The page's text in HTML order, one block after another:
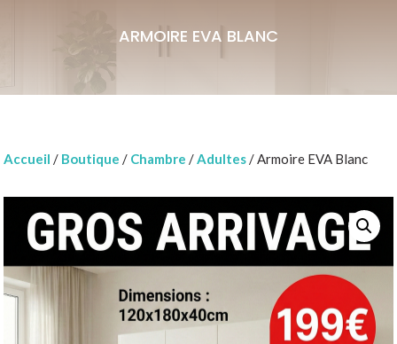
ARMOIRE EVA BLANC
Accueil / Boutique / Chambre /Adultes/ Armoire EVA Blanc